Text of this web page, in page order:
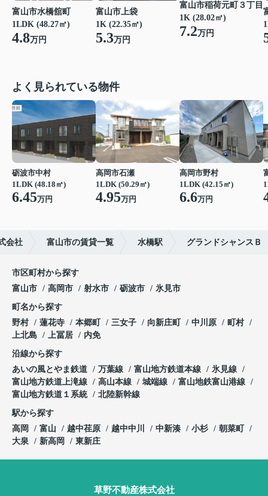
富山市水橋舘町
1LDK (48.27㎡)
4.8万円
富山市上袋
1K (22.35㎡)
5.3万円
富山市稲荷元町３丁目
1K (28.02㎡)
7.2万円
よく見られている物件
砺波市中村
1LDK (48.18㎡)
6.45万円
高岡市石瀬
1LDK (50.29㎡)
4.95万円
高岡市野村
1LDK (42.15㎡)
6.6万円
会社 富山市の賃貸一覧 水橋駅 グランドシャンスＢ
市区町村から探す
富山市
高岡市 射水市 砺波市 氷見市
町名から探す
野村
蓮花寺 本郷町 三女子 向新庄町 中川原
町村
上北島
上冨居 内免
沿線から探す
あいの風とやま鉄道
万葉線 富山地方鉄道本線
氷見線
富山地方鉄道上滝線
高山本線 城端線
富山地鉄富山港線
富山地方鉄道１系統
北陸新幹線
駅から探す
高岡
富山 越中荏原 越中中川 中新湊 小杉
朝菜町
大泉
新高岡 東新庄
草野不動産株式会社